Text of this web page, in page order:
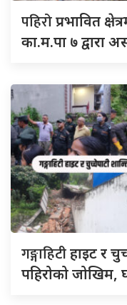
पहिरोप्रभावित
का.म.पा ७ द्वारा
गङ्गाहिटीहाइट र
पहिरोको जोखिम,